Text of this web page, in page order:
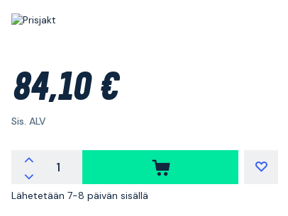
84,10 €
Sis. ALV
Lähetetään 7-8 päivän sisällä